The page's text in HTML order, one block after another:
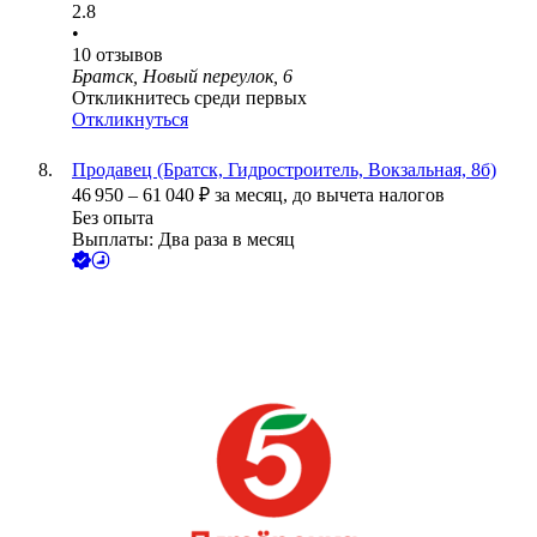
2.8
•
10 отзывов
Братск, Новый переулок, 6
Откликнитесь среди первых
Откликнуться
Продавец (Братск, Гидростроитель, Вокзальная, 8б)
46 950 – 61 040 ₽ за месяц, до вычета налогов
Без опыта
Выплаты: Два раза в месяц